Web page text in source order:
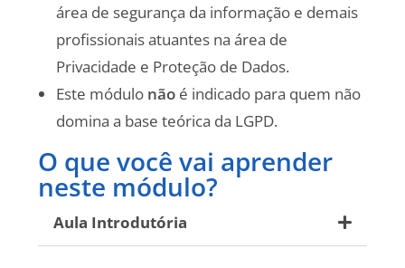
área de segurança da informação e demais
profissionais atuantes na área de
Privacidade e Proteção de Dados.
Este módulo não é indicado para quem não
domina a base teórica da LGPD.
O que você vai aprender
neste módulo?
Aula Introdutória